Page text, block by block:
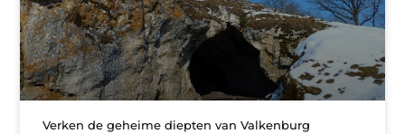
Verken de geheime diepten van Valkenburg